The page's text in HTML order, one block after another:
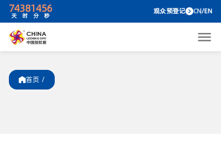
74
天
38
时
14
分
56 观众预
首页 /